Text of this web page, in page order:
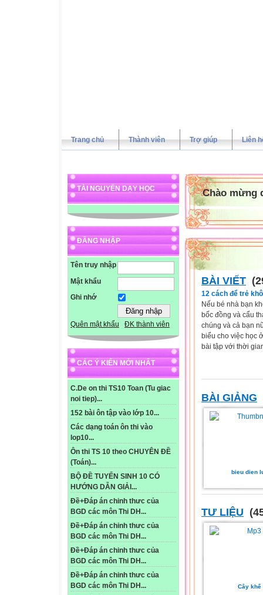
Trang chủ Thành viên Trợ giúp Liên
TÀI NGUYÊN DẠY HỌC
ĐĂNG NHẬP
Tên truy nhập
Mật khẩu
Ghi nhớ
Quên mật khẩu ĐK thành viên
CÁC Ý KIẾN MỚI NHẤT
C.De on thi TS10 Toan (Tu giac
noi tiep)...
152 bài ôn tập vào lớp 10...
Các dạng toán ôn thi vào
lop10...
Ôn thi TS 10 theo CHUYÊN ĐỀ
(Toán)...
BỘ ĐỀ TUYỂN SINH 10 CÓ
HƯỚNG DẪN GIẢI...
Đề+Đáp án chinh thưc của
BGD các môn Thi DH...
Đề+Đáp án chinh thưc của
BGD các môn Thi DH...
Đề+Đáp án chinh thưc của
BGD các môn Thi DH...
Đề+Đáp án chinh thưc của
BGD các môn Thi DH...
Chào mừng
BÀI VIẾT
12 cách để trẻ
Nếu bé nhà bạn
bốc đồng và cẩu
chúng và cả bạn
biểu cho việc học
bài tập với thời
BÀI GIẢNG
bieu dien
TƯ LIỆU
Cây khế